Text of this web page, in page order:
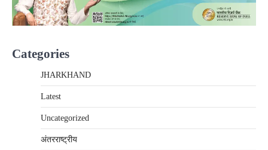
Categories
JHARKHAND
Latest
Uncategorized
अंतरराष्‍ट्रीय